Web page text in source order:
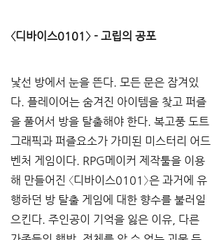
〈디바이스0101〉 - 고립의 공포
낯선 방에서 눈을 뜬다. 모든 문은 잠겨있
다. 플레이어는 숨겨진 아이템을 찾고 퍼즐
을 풀어서 방을 탈출해야 한다. 복고풍 도트
그래픽과 퍼즐요소가 가미된 미스터리 어드
벤처 게임이다. RPG메이커 제작툴을 이용
해 만들어진 〈디바이스0101〉은 과거에 유
행하던 방 탈출 게임에 대한 향수를 불러일
으킨다. 주인공이 기억을 잃은 이유, 다른